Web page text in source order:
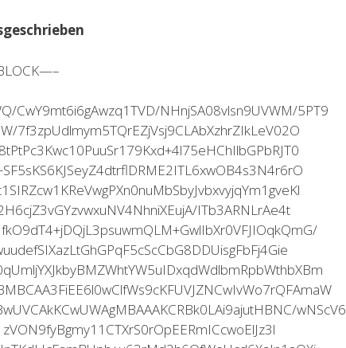
CwY9mt6i6gAwzq1TVD/NHnjSA08vlsn9UVWM/5PT9
7f3zpUdlmym5TQrEZjVsj9CLAbXzhrZIkLeV02O
ITb3ARNLrAe4t
wNScV6